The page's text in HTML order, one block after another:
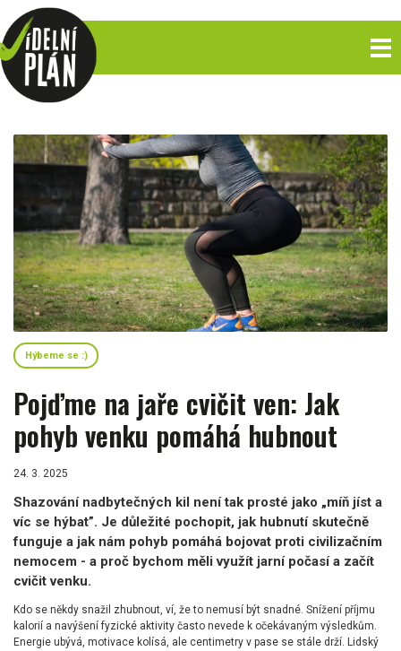
Hýbeme se :)
Pojďme na jaře cvičit ven: Jak
pohyb venku pomáhá hubnout
24. 3. 2025
Shazování nadbytečných kil není tak prosté jako „míň jíst a
víc se hýbat”. Je důležité pochopit, jak hubnutí skutečně
funguje a jak nám pohyb pomáhá bojovat proti civilizačním
nemocem - a proč bychom měli využít jarní počasí a začít
cvičit venku.
Kdo se někdy snažil zhubnout, ví, že to nemusí být snadné. Snížení příjmu
kalorií a navýšení fyzické aktivity často nevede k očekávaným výsledkům.
Energie ubývá, motivace kolísá, ale centimetry v pase se stále drží. Lidský